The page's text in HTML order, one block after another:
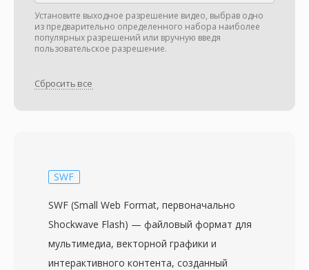
Установите выходное разрешение видео, выбрав одно
из предварительно определенного набора наиболее
популярных разрешений или вручную введя
пользовательское разрешение.
Сбросить все
SWF
SWF (Small Web Format, первоначально
Shockwave Flash) — файловый формат для
мультимедиа, векторной графики и
интерактивного контента, созданный